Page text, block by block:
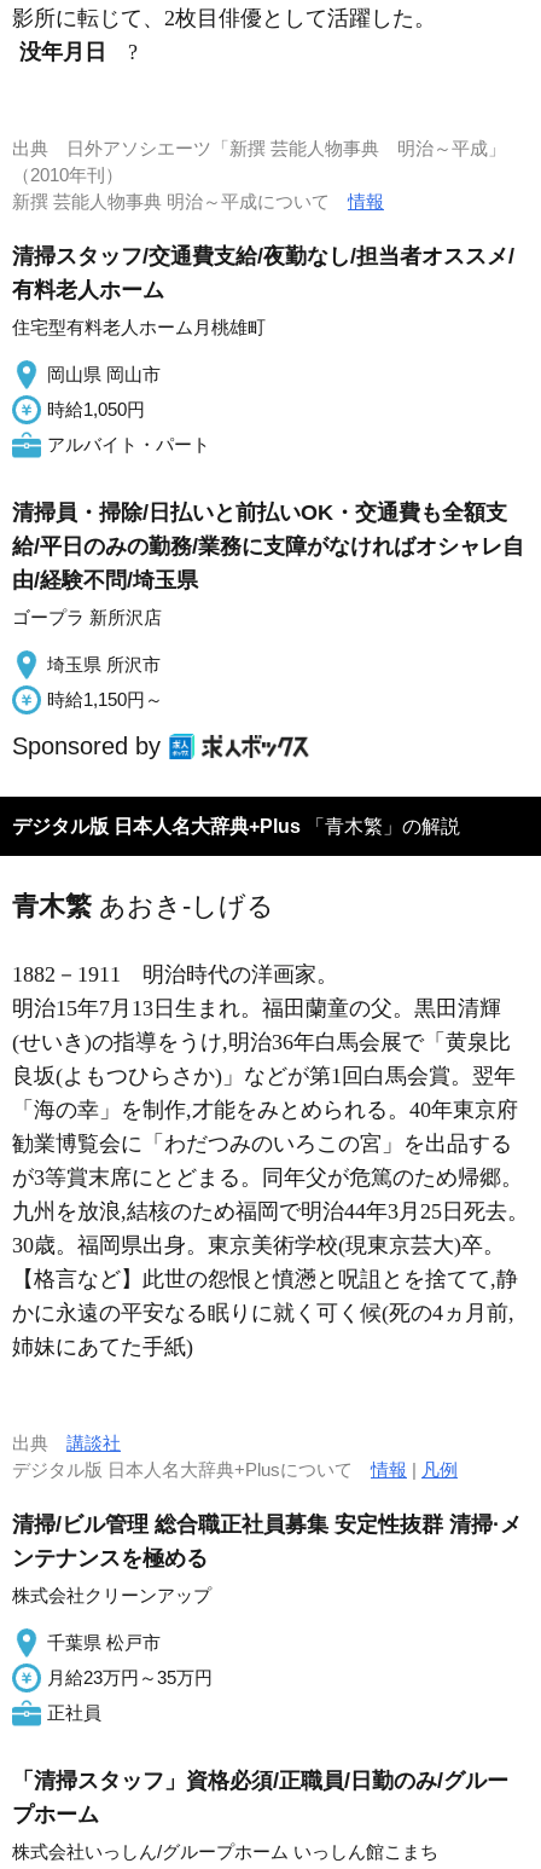
影所に転じて、2枚目俳優として活躍した。
没年月日
?
出典
日外アソシエーツ「新撰 芸能人物事典 明治～平成」
（2010年刊）
新撰 芸能人物事典 明治～平成について情報
清掃スタッフ/交通費支給/夜勤なし/担当者オススメ/
有料老人ホーム
住宅型有料老人ホーム月桃雄町
岡山県 岡山市
時給1,050円
アルバイト・パート
清掃員・掃除/日払いと前払いOK・交通費も全額支
給/平日のみの勤務/業務に支障がなければオシャレ自
由/経験不問/埼玉県
ゴープラ 新所沢店
埼玉県 所沢市
時給1,150円～
Sponsored by
デジタル版 日本人名大辞典+Plus 「青木繁」の解説
青木繁 あおき-しげる
1882－1911
明治時代の洋画家。
明治15年7月13日生まれ。福田蘭童の父。黒田清輝
(せいき)の指導をうけ,明治36年白馬会展で「黄泉比
良坂(よもつひらさか)」などが第1回白馬会賞。翌年
「海の幸」を制作,才能をみとめられる。40年東京府
勧業博覧会に「わだつみのいろこの宮」を出品する
が3等賞末席にとどまる。同年父が危篤のため帰郷。
九州を放浪,結核のため福岡で明治44年3月25日死去。
30歳。福岡県出身。東京美術学校(現東京芸大)卒。
【格言など】此世の怨恨と憤懣と呪詛とを捨てて,静
かに永遠の平安なる眠りに就く可く候(死の4ヵ月前,
姉妹にあてた手紙)
出典 講談社
デジタル版 日本人名大辞典+Plusについて情報 | 凡例
清掃/ビル管理 総合職正社員募集 安定性抜群 清掃·メ
ンテナンスを極める
株式会社クリーンアップ
千葉県 松戸市
月給23万円～35万円
正社員
「清掃スタッフ」資格必須/正職員/日勤のみ/グルー
プホーム
株式会社いっしん/グループホーム いっしん館こまち